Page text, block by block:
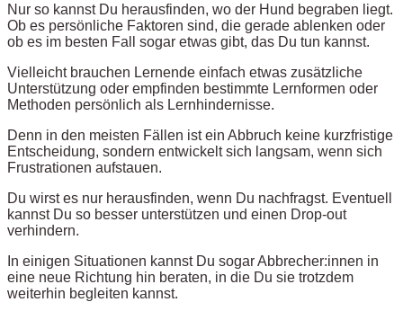
Nur so kannst Du herausfinden, wo der Hund begraben liegt.
Ob es persönliche Faktoren sind, die gerade ablenken oder
ob es im besten Fall sogar etwas gibt, das Du tun kannst.
Vielleicht brauchen Lernende einfach etwas zusätzliche
Unterstützung oder empfinden bestimmte Lernformen oder
Methoden persönlich als Lernhindernisse.
Denn in den meisten Fällen ist ein Abbruch keine kurzfristige
Entscheidung, sondern entwickelt sich langsam, wenn sich
Frustrationen aufstauen.
Du wirst es nur herausfinden, wenn Du nachfragst. Eventuell
kannst Du so besser unterstützen und einen Drop-out
verhindern.
In einigen Situationen kannst Du sogar Abbrecher:innen in
eine neue Richtung hin beraten, in die Du sie trotzdem
weiterhin begleiten kannst.